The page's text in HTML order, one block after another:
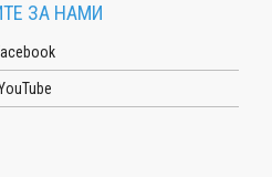
ЗА НАМИ